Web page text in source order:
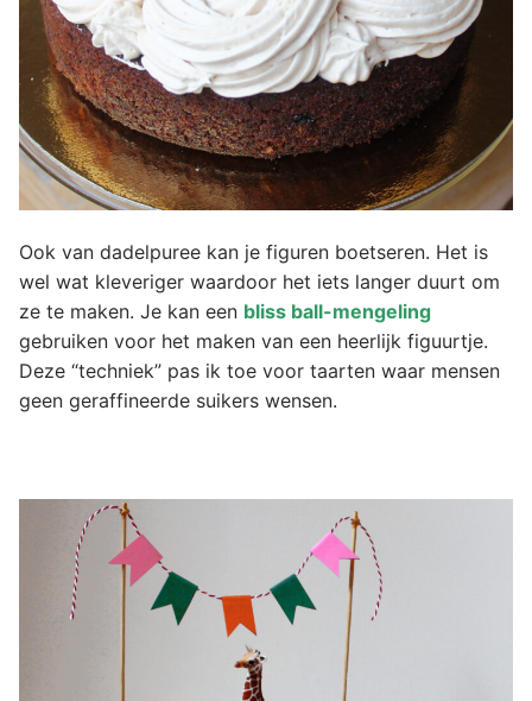
Ook van dadelpuree kan je figuren boetseren. Het is
wel wat kleveriger waardoor het iets langer duurt om
ze te maken. Je kan een bliss ball-mengeling
gebruiken voor het maken van een heerlijk figuurtje.
Deze “techniek” pas ik toe voor taarten waar mensen
geen geraffineerde suikers wensen.